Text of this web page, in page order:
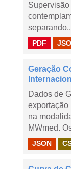
PDF
Geração
Dados de
exportação
na
MWmed.
JSON